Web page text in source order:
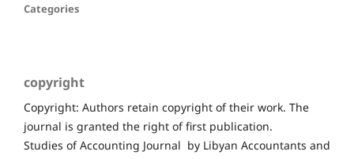
Categories
copyright
Copyright: Authors retain copyright of their work. The
journal is granted the right of first publication.
Studies of Accounting Journal by Libyan Accountants and